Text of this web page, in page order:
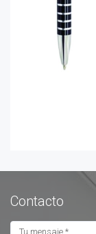
Contacto